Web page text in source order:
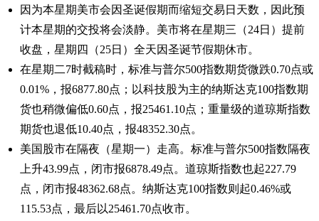
因为本星期美市会因圣诞假期而缩短交易日天数，因此预
计本星期的交投将会淡静。美市将在星期三（24日）提前
收盘，星期四（25日）全天因圣诞节假期休市。
在星期二7时截稿时，标准与普尔500指数期货微跌0.70点或
0.01%，报6877.80点；以科技股为主的纳斯达克100指数期
货也稍微偏低0.60点，报25461.10点；重量级的道琼斯指数
期货也退低10.40点，报48352.30点。
美国股市在隔夜（星期一）走高。标准与普尔500指数隔夜
上升43.99点，闭市报6878.49点。道琼斯指数也起227.79
点，闭市报48362.68点。纳斯达克100指数则起0.46%或
115.53点，最后以25461.70点收市。